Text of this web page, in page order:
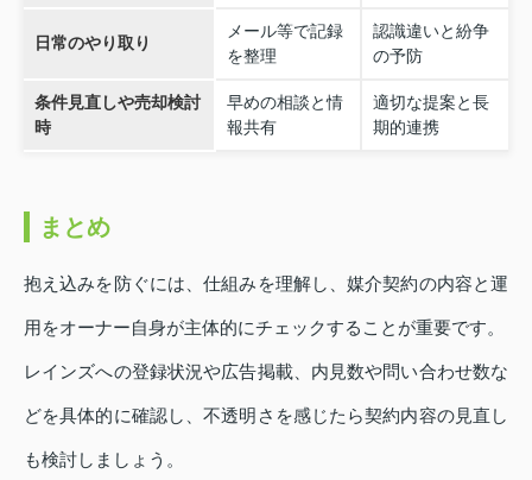
日常のやり取り
メール等で記録
を整理
認識違いと紛争
の予防
条件見直しや売却検討
時
早めの相談と情
報共有
適切な提案と長
期的連携
まとめ
抱え込みを防ぐには、仕組みを理解し、媒介契約の内容と運
用をオーナー自身が主体的にチェックすることが重要です。
レインズへの登録状況や広告掲載、内見数や問い合わせ数な
どを具体的に確認し、不透明さを感じたら契約内容の見直し
も検討しましょう。